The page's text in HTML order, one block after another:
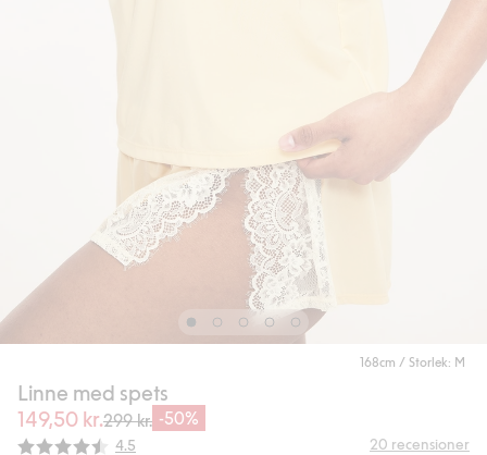
168cm / Storlek: M
Linne med spets
149,50 kr.299 kr. -50%
Snittbetyg:
4.5 20 recensioner